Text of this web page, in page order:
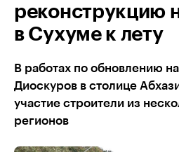
реконструкцию
в Сухуме к лету
В работах по обновлению
Диоскуров в столице
участие строители из
регионов